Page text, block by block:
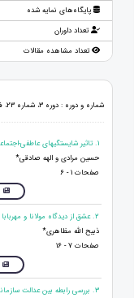
پایگاه‌های نمایه شده
تعداد داوران
تعداد مشاهده مقالات
شماره و دوره : دوره 3، شماره 23، فروردین 99، صفحات 1 - 114
1. تاثیر شایستگی‎های عاطفی-اجتماعی کارکنان بر تعهد سازمانی
حسین مرادی و الهه صادقی*
صفحات 1 - 6
2. عشق از دیدگاه مولانا و مهربابا ایرانی
ذبیح الله مظاهری*
صفحات 7 - 16
3. بررسی رابطه بین عدالت سازمانی با رفتار شهروندی سازمانی کارکنان شهرداری منطقه 19 شهر تهران